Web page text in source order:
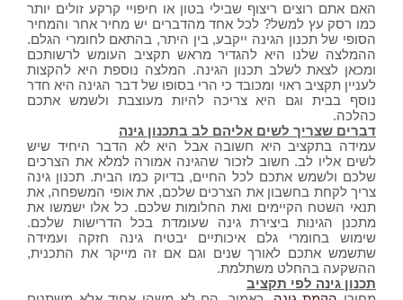
האם אתם רוצים ריצוף שבילי בטון או חיפויי קרקע זולים יותר
כמו רסק עץ למשל? לכל אחד מהדברים יש מחיר אחר והמחיר
הסופי של תכנון הגינה ייקבע, בין היתר, בהתאם לחומרי הגלם.
ההמלצה שלנו היא להגדיר מראש תקציב העומש לרשותכם
ומכאן לצאת לשלב תכנון הגינה. המלצה נוספת היא להקצות
לעניין תקציב ראוי ומכובד כי הרי בסופו של דבר הגינה היא חדר
נוסף בבית וגם היא צריכה להיות מעוצבת ולשמש אתכם
כהלכה.
דברים שצריך לשים אליהם לב בתכנון גינה
עמידה בתקציב היא חשובה אבל היא לא הדבר היחיד שיש
לשים אליו לב. חשוב לזכור שהגינה אמורה למלא את הצרכים
שלכם ולשמש אתכם לכל החיים, בדיוק כמו הבית. תכנון גינה
צריך לקחת בחשבון את הצרכים שלכם, את אופי המשפחה, את
תנאי השטח הקיימים ואת החלומות שלכם. כל אלו ישמשו את
מתכנן הגינות ביצירת גינה שעומדת בכל הדרישות שלכם.
שימוש בחומרי גלם איכותיים יבטיח גינה חזקה ועמידה
שתשמש אתכם לאורך שנים וגם אם זה מייקר את התכנית,
ההשקעה בהחלט משתלמת.
תכנון גינה לפי תקציב